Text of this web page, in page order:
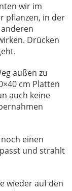
wir im
pflanzen, in der
Drücken
außen zu
cm Platten
auch keine
einen
und strahlt
wieder auf den